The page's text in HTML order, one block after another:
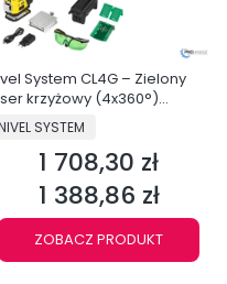
System CL4G – Zielony
krzyżowy (4x360°)
SYSTEM
Cena
1 708,30 zł
Cena
1 388,86 zł
ZOBACZ PRODUKT